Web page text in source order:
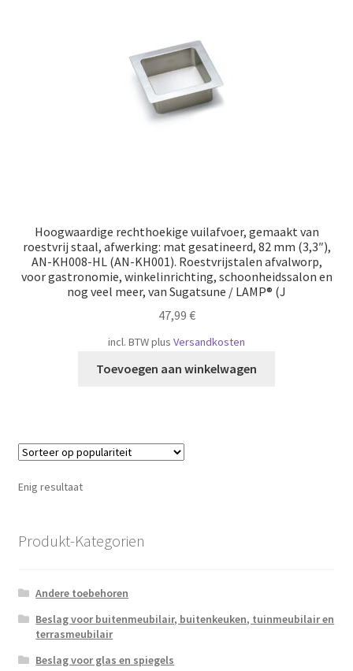
Hoogwaardige rechthoekige vuilafvoer, gemaakt van
roestvrij staal, afwerking: mat gesatineerd, 82 mm (3,3″),
AN-KH008-HL (AN-KH001). Roestvrijstalen afvalworp,
voor gastronomie, winkelinrichting, schoonheidssalon en
nog veel meer, van Sugatsune / LAMP® (J
47,99 €
incl. BTWplus Versandkosten
Toevoegen aan winkelwagen
Enig resultaat
Produkt-Kategorien
Andere toebehoren
Beslag voor buitenmeubilair, buitenkeuken, tuinmeubilair en
terrasmeubilair
Beslag voor glas en spiegels